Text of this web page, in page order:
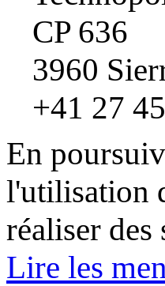
CP 636
3960
+41 27
En
l'utilisation
réaliser des
Lire les